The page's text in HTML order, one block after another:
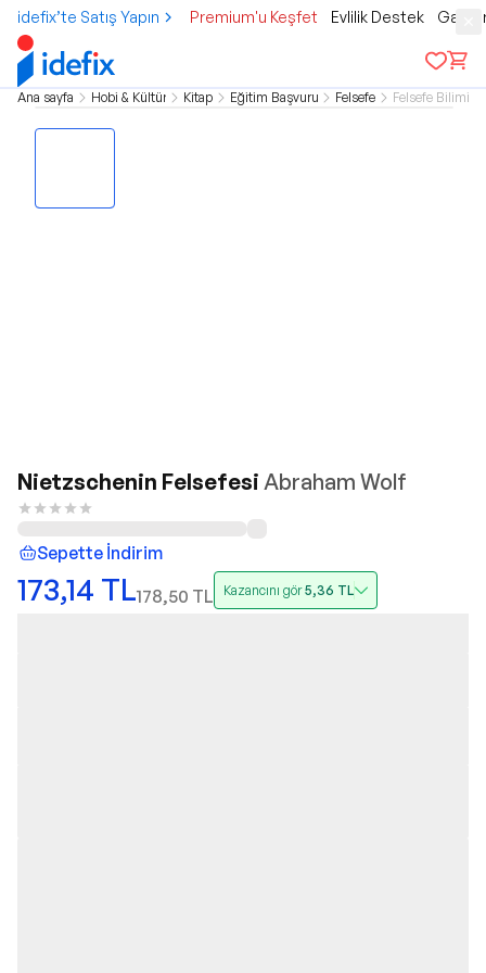
idefix’te Satış Yapın Premium'u Keşfet Evlilik Destek
Ana sayfa Hobi & Kültür Kitap Eğitim Başvuru Felsefe Felsefe Bilimi
Nietzschenin Felsefesi Abraham Wolf
Sepette İndirim
173,14 TL178,50 TL Kazancını gör5,36 TL